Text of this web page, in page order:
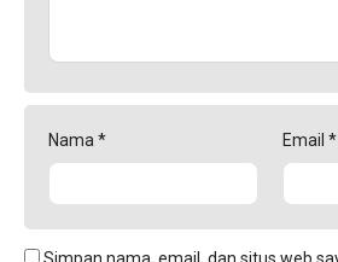
Nama * Email *
Simpan nama, email, dan situs web